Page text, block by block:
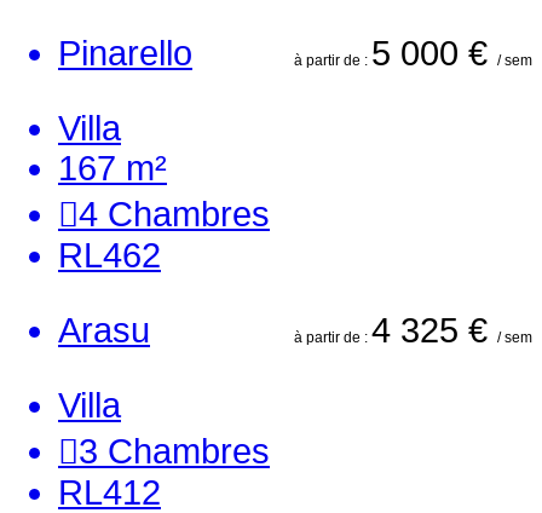
à partir de : 5 000 € / sem
Pinarello
Villa
167 m²
4 Chambres
RL462
à partir de : 4 325 € / sem
Arasu
Villa
3 Chambres
RL412